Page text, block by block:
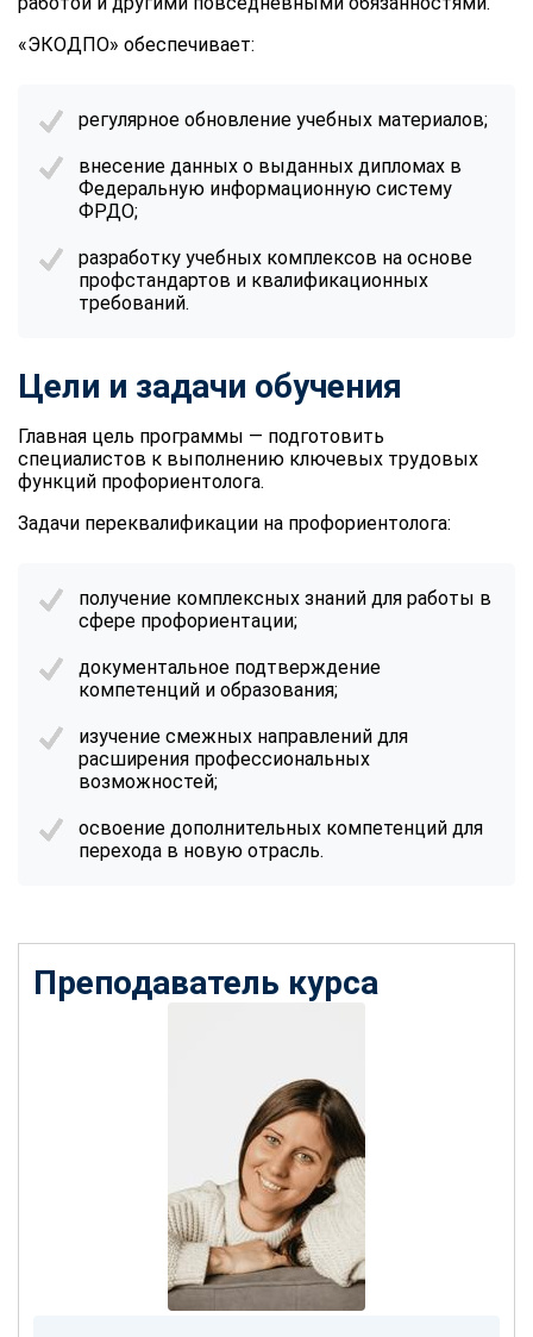
«ЭКОДПО» обеспечивает:
регулярное обновление учебных материалов;
внесение данных о выданных дипломах в
Федеральную информационную систему
ФРДО;
разработку учебных комплексов на основе
профстандартов и квалификационных
требований.
Цели и задачи обучения
Главная цель программы — подготовить
специалистов к выполнению ключевых трудовых
функций профориентолога.
Задачи переквалификации на профориентолога:
получение комплексных знаний для работы в
сфере профориентации;
документальное подтверждение
компетенций и образования;
изучение смежных направлений для
расширения профессиональных
возможностей;
освоение дополнительных компетенций для
перехода в новую отрасль.
Преподаватель курса